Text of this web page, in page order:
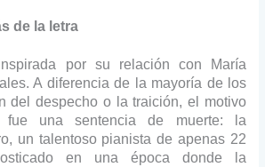
de la letra
por su relación con María
A diferencia de la mayoría de los
del despecho o la traición, el motivo
fue una sentencia de muerte: la
un talentoso pianista de apenas 22
en una época donde la